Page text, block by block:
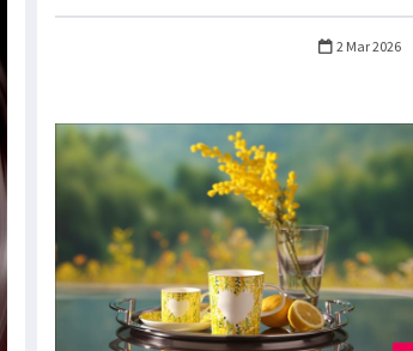
2 Mar 2026